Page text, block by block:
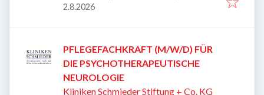
Deutschland
Veröffentlicht
2.8.2026
PFLEGEFACHKRAFT (M/W/D) FÜR
DIE PSYCHOTHERAPEUTISCHE
NEUROLOGIE
Kliniken Schmieder Stiftung + Co. KG